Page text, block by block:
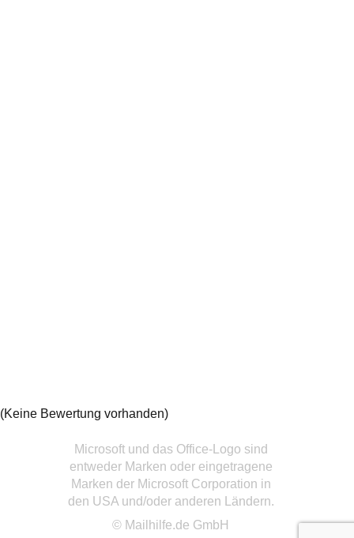
(Keine Bewertung vorhanden)
Microsoft und das Office-Logo sind
entweder Marken oder eingetragene
Marken der Microsoft Corporation in
den USA und/oder anderen Ländern.
© Mailhilfe.de GmbH